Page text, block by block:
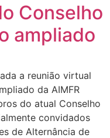
Conselho
ampliado
a reunião virtual
da AIMFR
do atual Conselho
convidados
de Alternância de